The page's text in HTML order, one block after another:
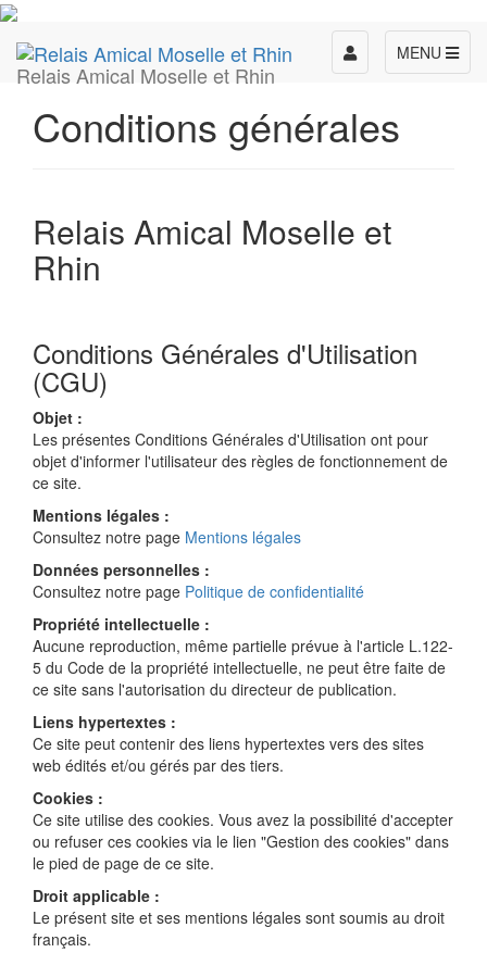
Relais Amical Moselle et Rhin
MENU
Toggle
navigation
Conditions générales
Relais Amical Moselle et
Rhin
Conditions Générales d'Utilisation
(CGU)
Objet :
Les présentes Conditions Générales d'Utilisation ont pour
objet d'informer l'utilisateur des règles de fonctionnement de
ce site.
Mentions légales :
Consultez notre page Mentions légales
Données personnelles :
Consultez notre page Politique de confidentialité
Propriété intellectuelle :
Aucune reproduction, même partielle prévue à l'article L.122-
5 du Code de la propriété intellectuelle, ne peut être faite de
ce site sans l'autorisation du directeur de publication.
Liens hypertextes :
Ce site peut contenir des liens hypertextes vers des sites
web édités et/ou gérés par des tiers.
Cookies :
Ce site utilise des cookies. Vous avez la possibilité d'accepter
ou refuser ces cookies via le lien "Gestion des cookies" dans
le pied de page de ce site.
Droit applicable :
Le présent site et ses mentions légales sont soumis au droit
français.